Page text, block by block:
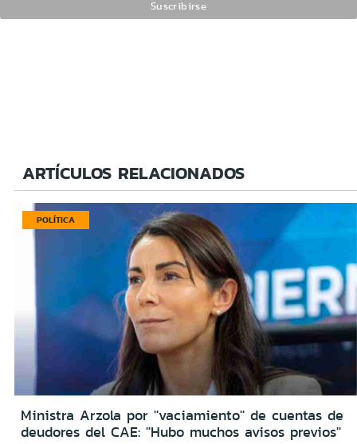
ARTÍCULOS RELACIONADOS
POLÍTICA
Ministra Arzola por ''vaciamiento'' de cuentas de
deudores del CAE: ''Hubo muchos avisos previos''